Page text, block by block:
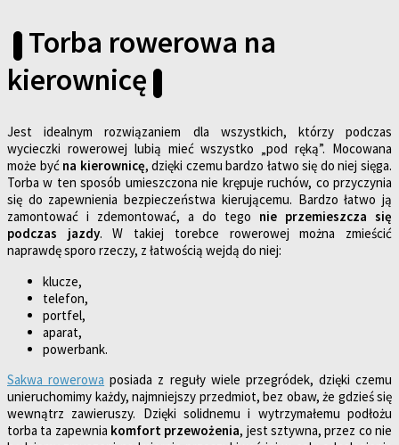
Torba rowerowa na
kierownicę
Jest idealnym rozwiązaniem dla wszystkich, którzy podczas
wycieczki rowerowej lubią mieć wszystko „pod ręką”. Mocowana
może być na kierownicę, dzięki czemu bardzo łatwo się do niej sięga.
Torba w ten sposób umieszczona nie krępuje ruchów, co przyczynia
się do zapewnienia bezpieczeństwa kierującemu. Bardzo łatwo ją
zamontować i zdemontować, a do tego nie przemieszcza się
podczas jazdy. W takiej torebce rowerowej można zmieścić
naprawdę sporo rzeczy, z łatwością wejdą do niej:
klucze,
telefon,
portfel,
aparat,
powerbank.
Sakwa rowerowa posiada z reguły wiele przegródek, dzięki czemu
unieruchomimy każdy, najmniejszy przedmiot, bez obaw, że gdzieś się
wewnątrz zawieruszy. Dzięki solidnemu i wytrzymałemu podłożu
torba ta zapewnia komfort przewożenia, jest sztywna, przez co nie